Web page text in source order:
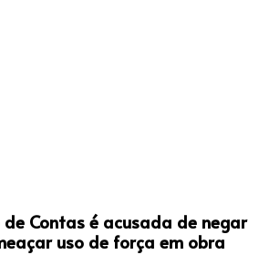
Contas é acusada de negar
uso de força em obra